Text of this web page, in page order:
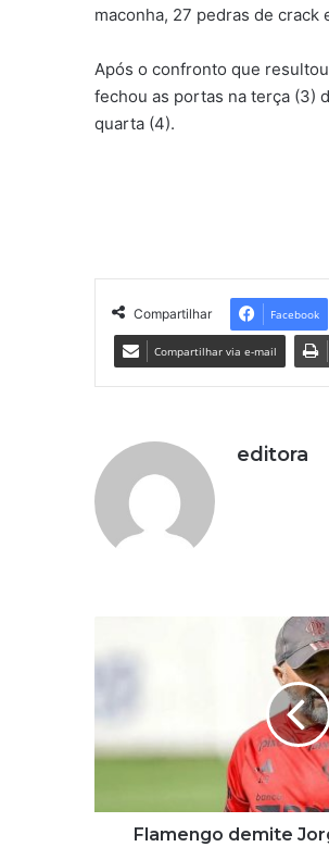
maconha, 27 pedras de crack
Após o confronto que
fechou as portas na terça (3)
quarta (4).
Compartilhar Facebook
Compartilhar via e-mail
editora
e
n
g
d
Flamengo demite